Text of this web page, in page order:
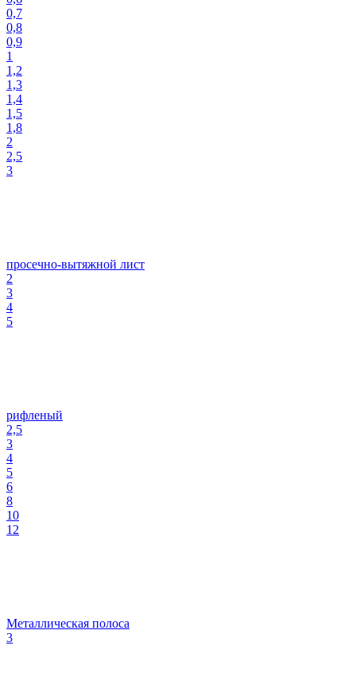
0,7
0,8
0,9
1
1,2
1,3
1,4
1,5
1,8
2
2,5
3
просечно-вытяжной лист
2
3
4
5
рифленый
2,5
3
4
5
6
8
10
12
Металлическая полоса
3